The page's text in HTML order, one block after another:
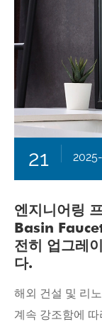
21
엔지니어링
Basin
전히 업그레
다.
해외 건설 및 리
계속 강조함에